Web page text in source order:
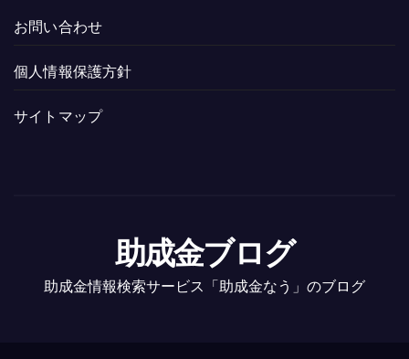
お問い合わせ
個人情報保護方針
サイトマップ
助成金ブログ
助成金情報検索サービス「助成金なう」のブログ